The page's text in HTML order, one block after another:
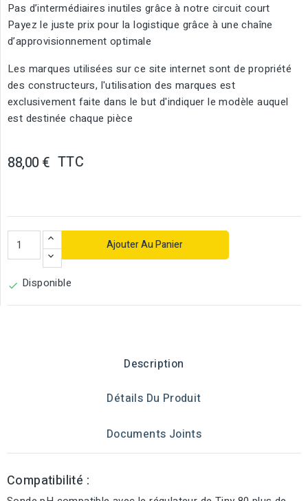
Pas d’intermédiaires inutiles grâce à notre circuit court
Payez le juste prix pour la logistique grâce à une chaîne
d’approvisionnement optimale
Les marques utilisées sur ce site internet sont de propriété
des constructeurs, l'utilisation des marques est
exclusivement faite dans le but d'indiquer le modèle auquel
est destinée chaque pièce
88,00 € TTC
Ajouter Au Panier
 Disponible
Description
Détails Du Produit
Documents Joints
Compatibilité :